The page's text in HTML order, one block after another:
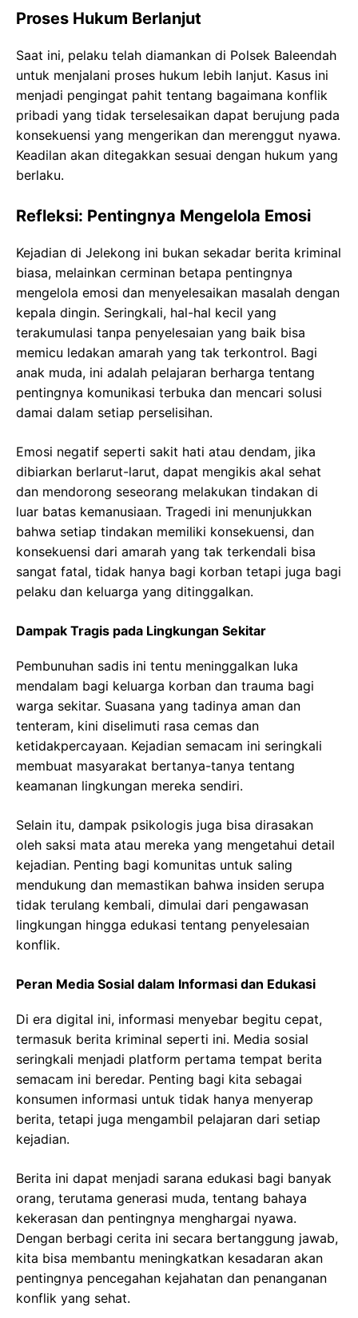
Proses Hukum Berlanjut
Saat ini, pelaku telah diamankan di Polsek Baleendah
untuk menjalani proses hukum lebih lanjut. Kasus ini
menjadi pengingat pahit tentang bagaimana konflik
pribadi yang tidak terselesaikan dapat berujung pada
konsekuensi yang mengerikan dan merenggut nyawa.
Keadilan akan ditegakkan sesuai dengan hukum yang
berlaku.
Refleksi: Pentingnya Mengelola Emosi
Kejadian di Jelekong ini bukan sekadar berita kriminal
biasa, melainkan cerminan betapa pentingnya
mengelola emosi dan menyelesaikan masalah dengan
kepala dingin. Seringkali, hal-hal kecil yang
terakumulasi tanpa penyelesaian yang baik bisa
memicu ledakan amarah yang tak terkontrol. Bagi
anak muda, ini adalah pelajaran berharga tentang
pentingnya komunikasi terbuka dan mencari solusi
damai dalam setiap perselisihan.
Emosi negatif seperti sakit hati atau dendam, jika
dibiarkan berlarut-larut, dapat mengikis akal sehat
dan mendorong seseorang melakukan tindakan di
luar batas kemanusiaan. Tragedi ini menunjukkan
bahwa setiap tindakan memiliki konsekuensi, dan
konsekuensi dari amarah yang tak terkendali bisa
sangat fatal, tidak hanya bagi korban tetapi juga bagi
pelaku dan keluarga yang ditinggalkan.
Dampak Tragis pada Lingkungan Sekitar
Pembunuhan sadis ini tentu meninggalkan luka
mendalam bagi keluarga korban dan trauma bagi
warga sekitar. Suasana yang tadinya aman dan
tenteram, kini diselimuti rasa cemas dan
ketidakpercayaan. Kejadian semacam ini seringkali
membuat masyarakat bertanya-tanya tentang
keamanan lingkungan mereka sendiri.
Selain itu, dampak psikologis juga bisa dirasakan
oleh saksi mata atau mereka yang mengetahui detail
kejadian. Penting bagi komunitas untuk saling
mendukung dan memastikan bahwa insiden serupa
tidak terulang kembali, dimulai dari pengawasan
lingkungan hingga edukasi tentang penyelesaian
konflik.
Peran Media Sosial dalam Informasi dan Edukasi
Di era digital ini, informasi menyebar begitu cepat,
termasuk berita kriminal seperti ini. Media sosial
seringkali menjadi platform pertama tempat berita
semacam ini beredar. Penting bagi kita sebagai
konsumen informasi untuk tidak hanya menyerap
berita, tetapi juga mengambil pelajaran dari setiap
kejadian.
Berita ini dapat menjadi sarana edukasi bagi banyak
orang, terutama generasi muda, tentang bahaya
kekerasan dan pentingnya menghargai nyawa.
Dengan berbagi cerita ini secara bertanggung jawab,
kita bisa membantu meningkatkan kesadaran akan
pentingnya pencegahan kejahatan dan penanganan
konflik yang sehat.